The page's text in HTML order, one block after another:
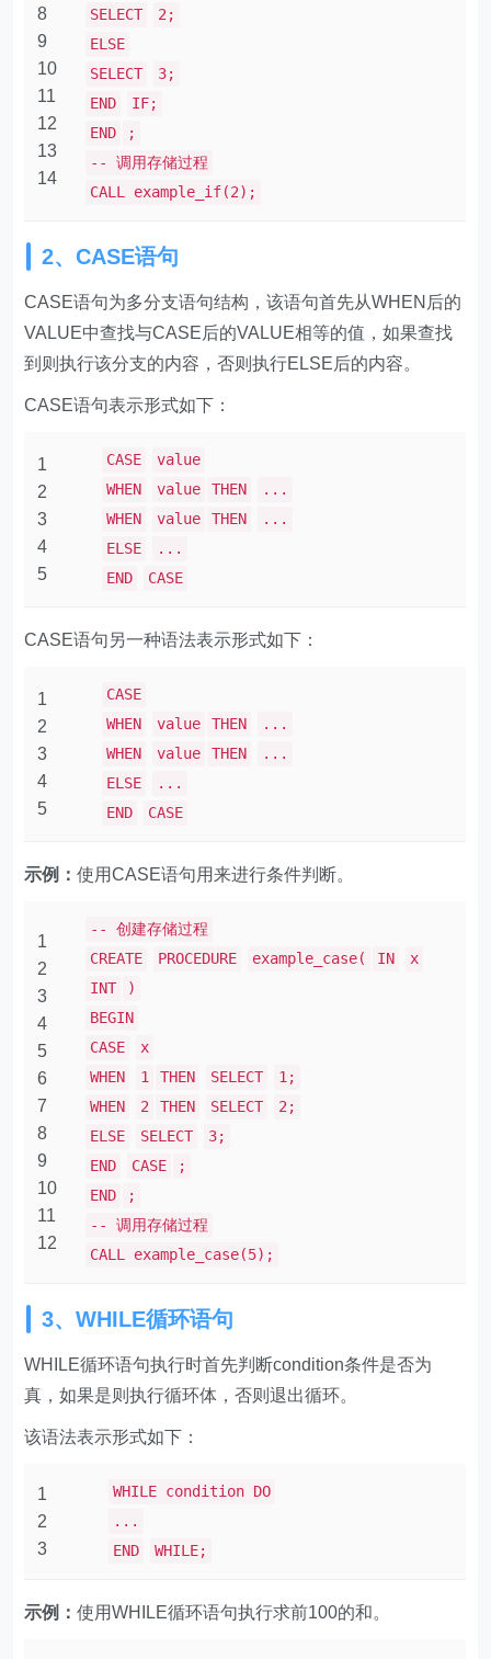
8
9
10
11
12
13
14
SELECT
2;
ELSE
SELECT
3;
END
IF;
END
;
-- 调用存储过程
CALL example_if(2);
2、CASE语句
CASE语句为多分支语句结构，该语句首先从WHEN后的
VALUE中查找与CASE后的VALUE相等的值，如果查找
到则执行该分支的内容，否则执行ELSE后的内容。
CASE语句表示形式如下：
1
2
3
4
5
CASE
value
WHEN
value THEN
...
WHEN
value THEN
...
ELSE
...
END
CASE
CASE语句另一种语法表示形式如下：
1
2
3
4
5
CASE
WHEN
value THEN
...
WHEN
value THEN
...
ELSE
...
END
CASE
示例：使用CASE语句用来进行条件判断。
1
2
3
4
5
6
7
8
9
10
11
12
-- 创建存储过程
CREATE
PROCEDURE example_case( IN
x
INT
)
BEGIN
CASE
x
WHEN
1 THEN SELECT
1;
WHEN
2 THEN SELECT
2;
ELSE
SELECT
3;
END
CASE
;
END
;
-- 调用存储过程
CALL example_case(5);
3、WHILE循环语句
WHILE循环语句执行时首先判断condition条件是否为
真，如果是则执行循环体，否则退出循环。
该语法表示形式如下：
1
2
3
WHILE condition DO
...
END
WHILE;
示例：使用WHILE循环语句执行求前100的和。